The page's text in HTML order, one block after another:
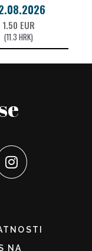
1.50 EUR
(11.3 HRK)
NA